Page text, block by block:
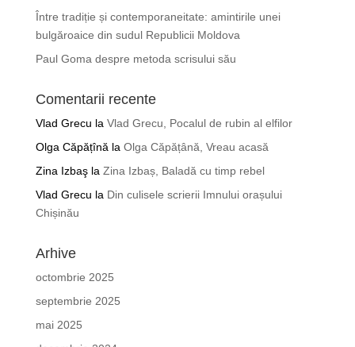
Între tradiție și contemporaneitate: amintirile unei
bulgăroaice din sudul Republicii Moldova
Paul Goma despre metoda scrisului său
Comentarii recente
Vlad Grecu la Vlad Grecu, Pocalul de rubin al elfilor
Olga Căpățînă la Olga Căpățână, Vreau acasă
Zina Izbaşla Zina Izbaș, Baladă cu timp rebel
Vlad Grecu la Din culisele scrierii Imnului orașului
Chișinău
Arhive
octombrie 2025
septembrie 2025
mai 2025